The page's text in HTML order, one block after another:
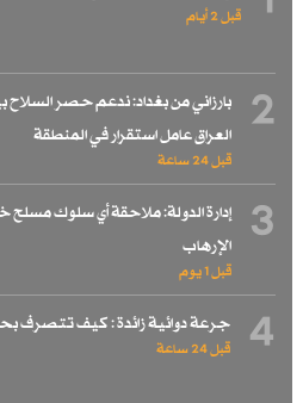
قبل 2 أيام
2
بارزاني من بغداد: ندعم حصر السلاح
العراق عامل استقرار في المنطقة
قبل 24 ساعة
3
إدارة الدولة: ملاحقة أي سلوك مسلح
الإرهاب
قبل 1 یوم
4 جرعة دوائية زائدة : كيف تتصرف
قبل 24 ساعة